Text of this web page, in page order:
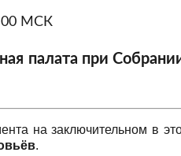
МСК
палата при
на заключительном в
.